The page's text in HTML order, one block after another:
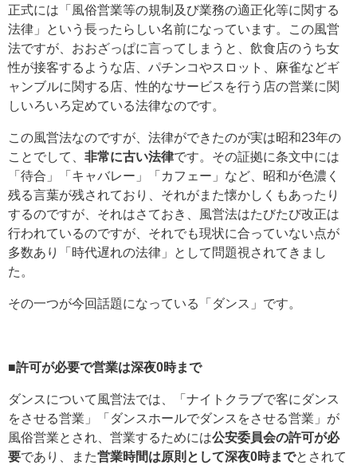
正式には「風俗営業等の規制及び業務の適正化等に関する
法律」という長ったらしい名前になっています。この風営
法ですが、おおざっぱに言ってしまうと、飲食店のうち女
性が接客するような店、パチンコやスロット、麻雀などギ
ャンブルに関する店、性的なサービスを行う店の営業に関
しいろいろ定めている法律なのです。
この風営法なのですが、法律ができたのが実は昭和23年の
ことでして、 非常に古い法律です。その証拠に条文中には
「待合」「キャバレー」「カフェー」など、昭和が色濃く
残る言葉が残されており、それがまた懐かしくもあったり
するのですが、それはさておき、風営法はたびたび改正は
行われているのですが、それでも現状に合っていない点が
多数あり「時代遅れの法律」として問題視されてきまし
た。
その一つが今回話題になっている「ダンス」です。
■許可が必要で営業は深夜0時まで
ダンスについて風営法では、「ナイトクラブで客にダンス
をさせる営業」「ダンスホールでダンスをさせる営業」が
風俗営業とされ、営業するためには公安委員会の許可が必
要であり、また営業時間は原則として深夜0時までとされて